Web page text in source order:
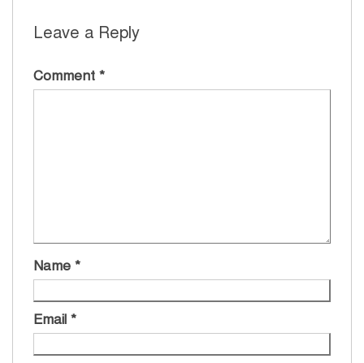
Leave a Reply
Comment *
Name *
Email *